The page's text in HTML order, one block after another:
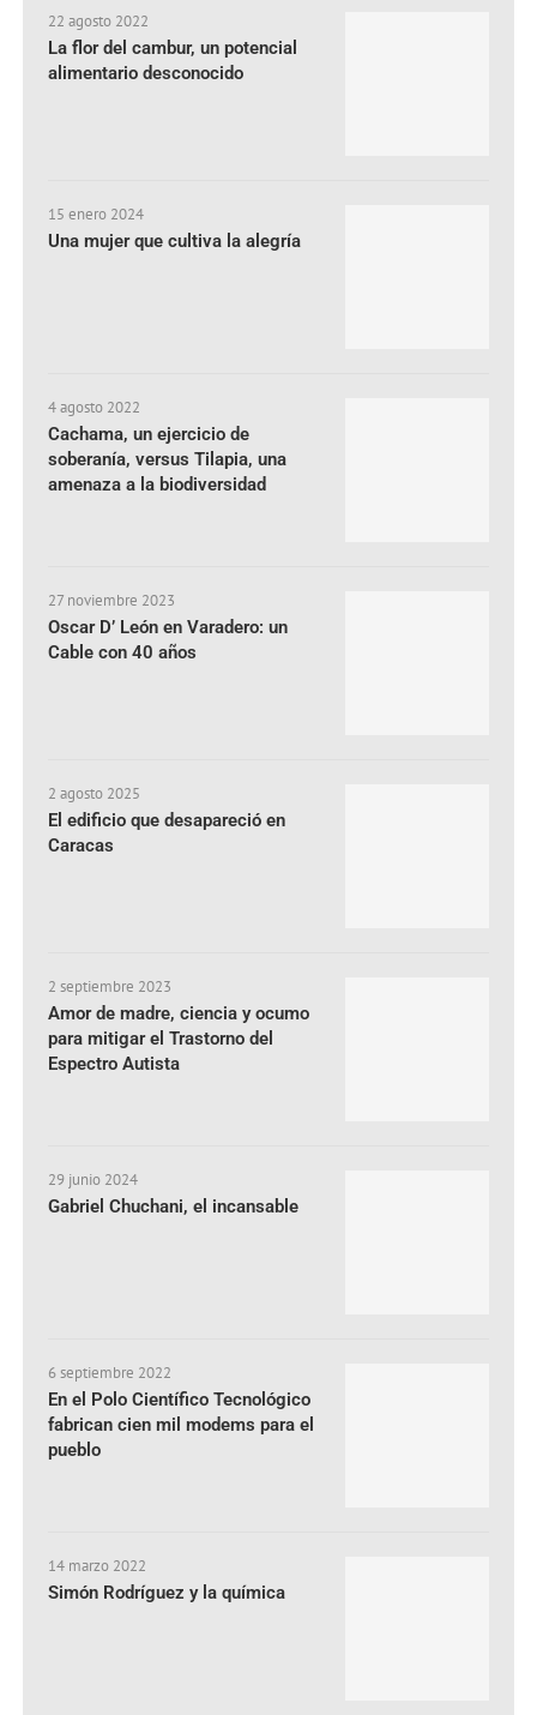
22 agosto 2022
La flor del cambur, un potencial
alimentario desconocido
15 enero 2024
Una mujer que cultiva la alegría
4 agosto 2022
Cachama, un ejercicio de
soberanía, versus Tilapia, una
amenaza a la biodiversidad
27 noviembre 2023
Oscar D’ León en Varadero: un
Cable con 40 años
2 agosto 2025
El edificio que desapareció en
Caracas
2 septiembre 2023
Amor de madre, ciencia y ocumo
para mitigar el Trastorno del
Espectro Autista
29 junio 2024
Gabriel Chuchani, el incansable
6 septiembre 2022
En el Polo Científico Tecnológico
fabrican cien mil modems para el
pueblo
14 marzo 2022
Simón Rodríguez y la química